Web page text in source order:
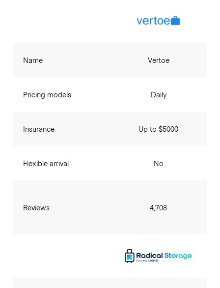
Name
Pricing models
Insurance
Flexible arrival
Reviews
Vertoe
Daily
Up to $5000
No
4,708